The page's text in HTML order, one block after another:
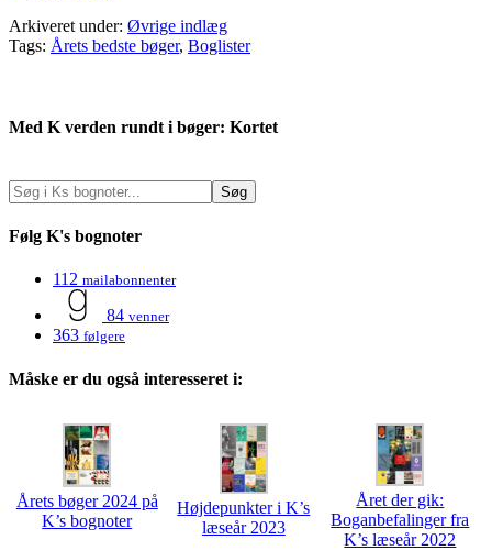
Arkiveret under: Øvrige indlæg
Tags: Årets bedste bøger, Boglister
Med K verden rundt i bøger: Kortet
Følg K's bognoter
112 mailabonnenter
84 venner
363 følgere
Måske er du også interesseret i:
Årets bøger 2024 på
K’s bognoter
Højdepunkter i K’s
læseår 2023
Året der gik:
Boganbefalinger fra
K’s læseår 2022